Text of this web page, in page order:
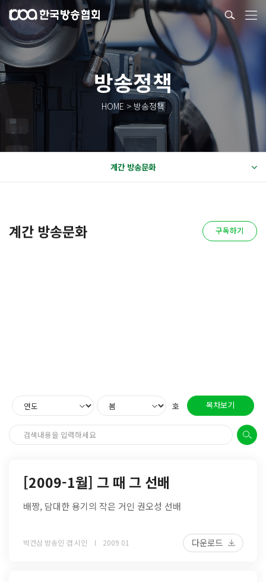
방송정책
HOME > 방송정책
계간 방송문화
계간 방송문화 구독하기
호 목차보기
[2009-1월] 그 때 그 선배
배짱, 담대한 용기의 작은 거인 권오성 선배
박건삼 방송인 겸 시인 2009 01 다운로드